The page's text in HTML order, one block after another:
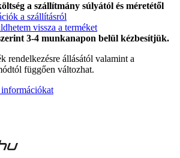
a szállítmány súlyától és méretétől
a szállításról
vissza a terméket
3-4 munkanapon belül kézbesítjük.
rendelkezésre állásától valamint a
függően változhat.
információkat